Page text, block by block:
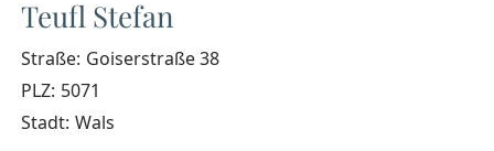
Teufl Stefan
Straße: Goiserstraße 38
PLZ: 5071
Stadt: Wals